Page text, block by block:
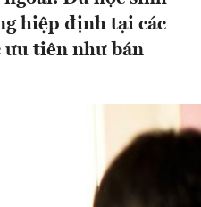
hiệp định tại các
ưu tiên như bán